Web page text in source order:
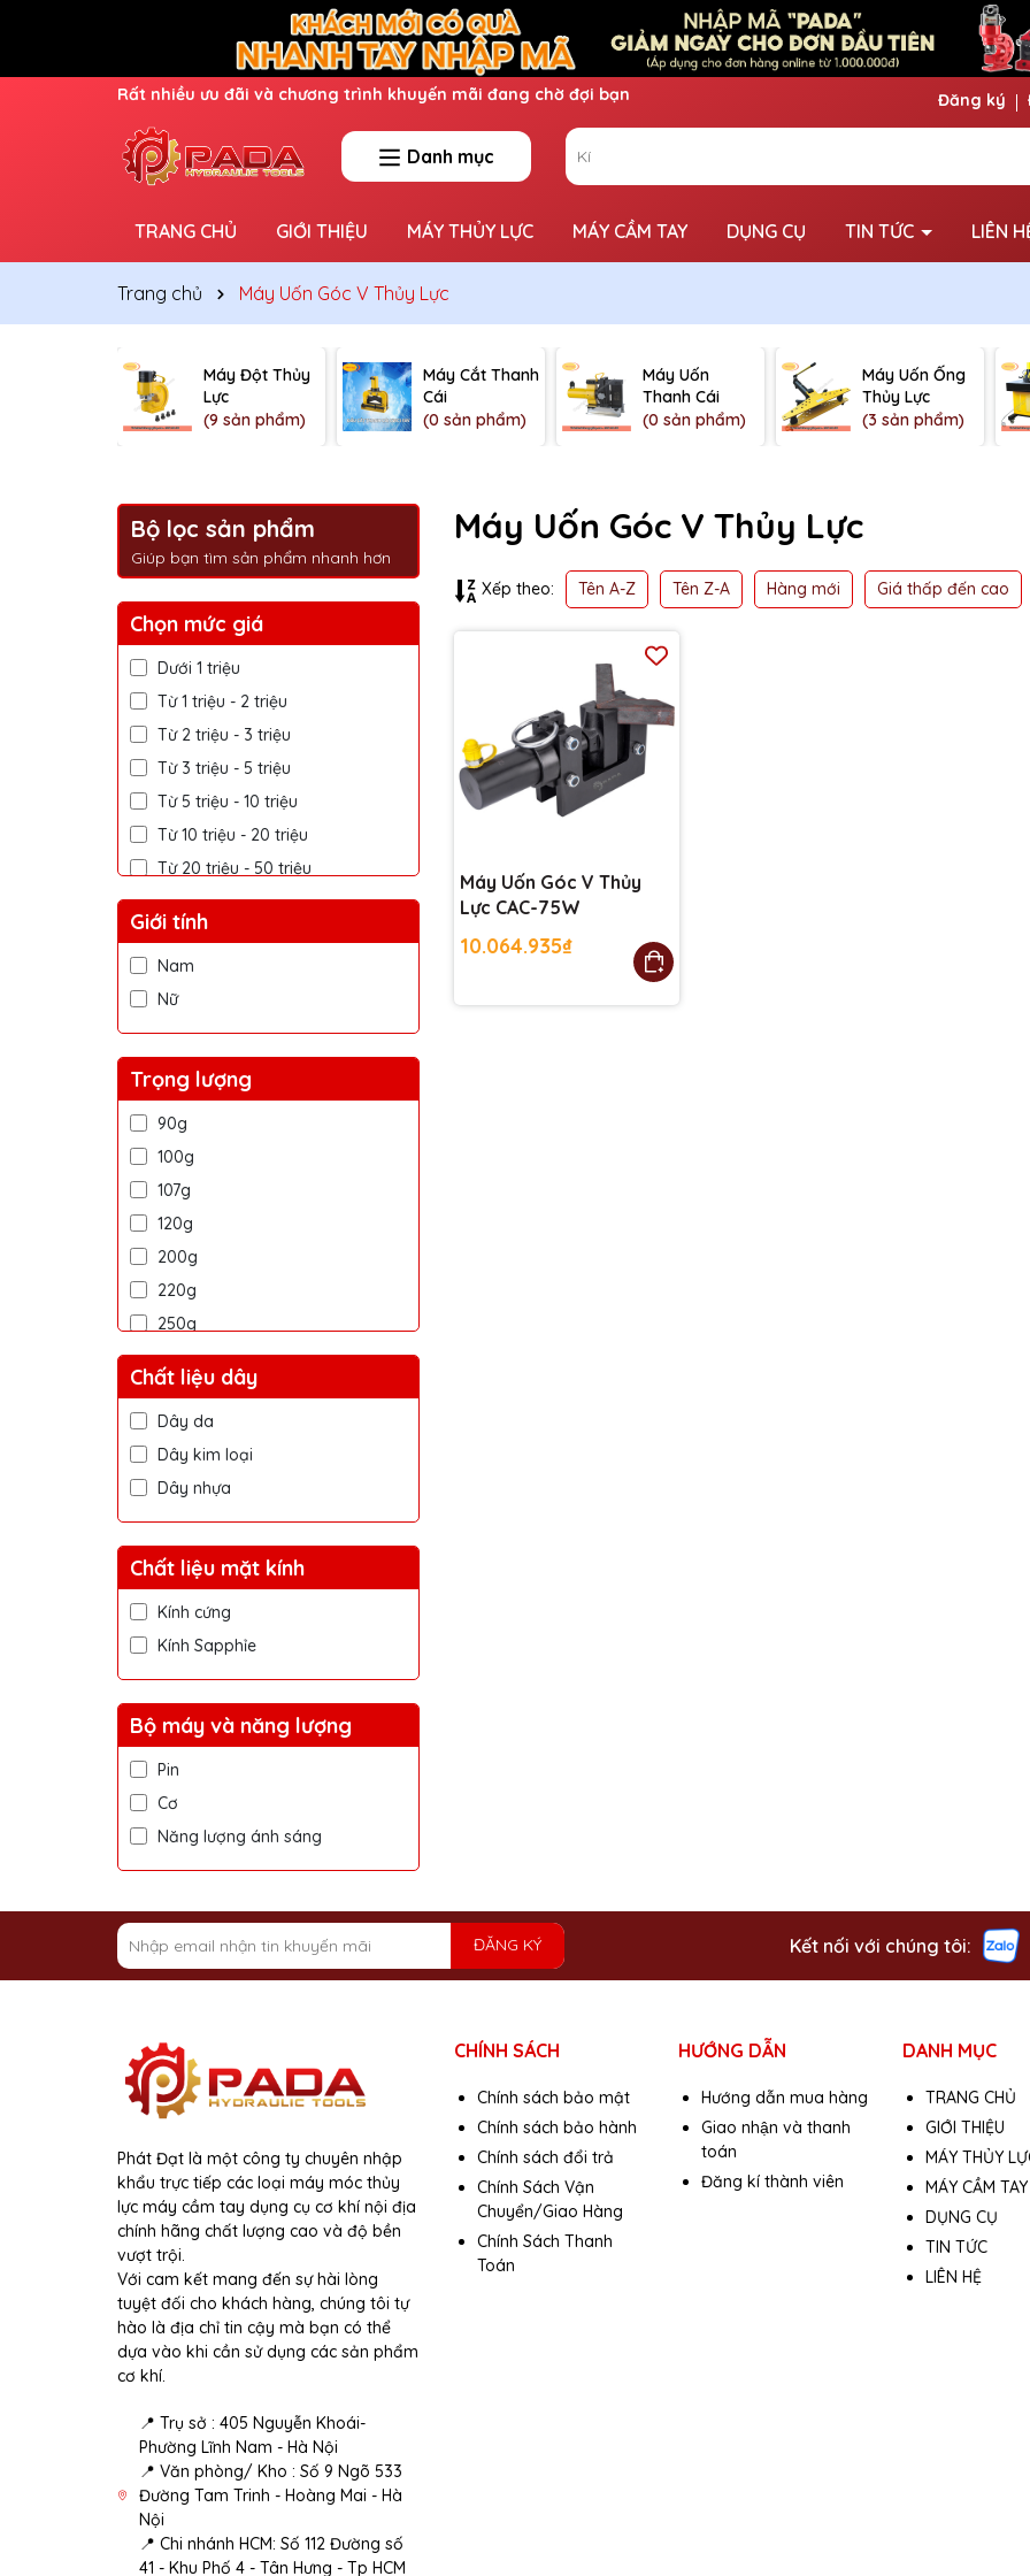
Ưu đãi lớn dành cho thành viên mới Đăng ký
Danh mục
TRANG CHỦ GIỚI THIỆU MÁY THỦY LỰC MÁY CẦM TAY DỤNG CỤ TIN TỨC LIÊN
Trang chủ Máy Uốn Góc V Thủy Lực
Máy Đột Thủy
Lực
(9 sản phẩm)
Máy Cắt Thanh
Cái
(0 sản phẩm)
Máy Uốn
Thanh Cái
(0 sản phẩm)
Máy Uốn Ống
Thủy Lực
(3 sản phẩm)
Bộ lọc sản phẩm
Giúp bạn tìm sản phẩm nhanh hơn
Chọn mức giá
Dưới 1 triệu
Từ 1 triệu - 2 triệu
Từ 2 triệu - 3 triệu
Từ 3 triệu - 5 triệu
Từ 5 triệu - 10 triệu
Từ 10 triệu - 20 triệu
Từ 20 triệu - 50 triệu
Trên 50 triệu
Giới tính
Nam
Nữ
Trọng lượng
90g
100g
107g
120g
200g
220g
250g
400g
500g
700g
900g
1.4kg
Chất liệu dây
Dây da
Dây kim loại
Dây nhựa
Chất liệu mặt kính
Kính cứng
Kính Sapphỉe
Bộ máy và năng lượng
Pin
Cơ
Năng lượng ánh sáng
Máy Uốn Góc V Thủy Lực
Xếp theo: Tên A-Z Tên Z-A Hàng mới Giá thấp đến cao
Máy Uốn Góc V Thủy
Lực CAC-75W
10.064.935₫
ĐĂNG KÝ Kết nối với chúng tôi:
Phát Đạt là một công ty chuyên nhập
khẩu trực tiếp các loại máy móc thủy
lực máy cầm tay dụng cụ cơ khí nội địa
chính hãng chất lượng cao và độ bền
vượt trội.
Với cam kết mang đến sự hài lòng
tuyệt đối cho khách hàng, chúng tôi tự
hào là địa chỉ tin cậy mà bạn có thể
dựa vào khi cần sử dụng các sản phẩm
cơ khí.
📍 Trụ sở : 405 Nguyễn Khoái-
Phường Lĩnh Nam - Hà Nội
📍 Văn phòng/ Kho : Số 9 Ngõ 533
Đường Tam Trinh - Hoàng Mai - Hà
Nội
📍 Chi nhánh HCM: Số 112 Đường số
41 - Khu Phố 4 - Tân Hưng - Tp HCM
CHÍNH SÁCH
Chính sách bảo mật
Chính sách bảo hành
Chính sách đổi trả
Chính Sách Vận
Chuyển/Giao Hàng
Chính Sách Thanh
Toán
HƯỚNG DẪN
Hướng dẫn mua hàng
Giao nhận và thanh
toán
Đăng kí thành viên
DANH MỤC
TRANG CHỦ
GIỚI THIỆU
MÁY THỦY
MÁY CẦM TAY
DỤNG CỤ
TIN TỨC
LIÊN HỆ